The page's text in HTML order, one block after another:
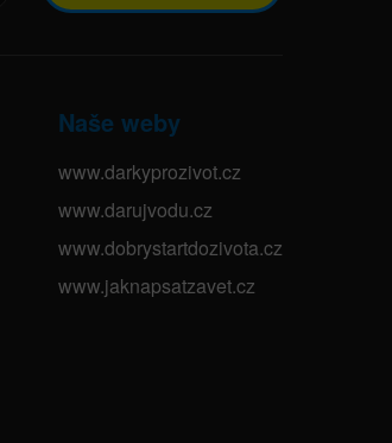
Naše weby
www.darkyprozivot.cz
www.darujvodu.cz
www.dobrystartdozivota.cz
www.jaknapsatzavet.cz